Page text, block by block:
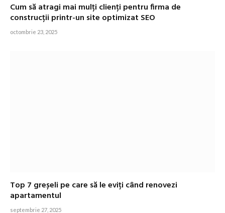
Cum să atragi mai mulți clienți pentru firma de
construcții printr-un site optimizat SEO
octombrie 23, 2025
Top 7 greșeli pe care să le eviți când renovezi
apartamentul
septembrie 27, 2025